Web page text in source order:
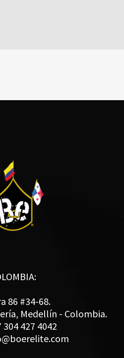
86 #34-68.
Medellín - Colombia.
304 427 4042